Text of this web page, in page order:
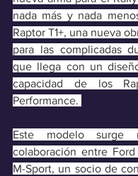
nada más y nada
Raptor T1+, una nueva
para las complicadas
que llega con un
capacidad de los
Performance.
Este modelo surge
colaboración entre
M-Sport, un socio de